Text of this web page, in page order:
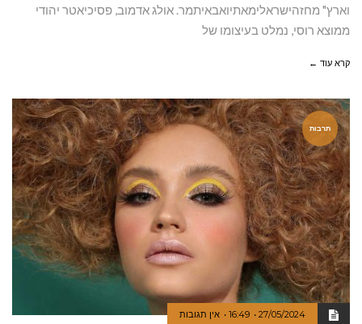
וארץ" מחזהישראלימאתיואבאיתמר. אולג אדמוב, פסיכיאטר יהודי
ממוצא רוסי, נמלט בעיצומו של
קרא עוד ←
תרבות
27/05/2024
16:49 אין תגובות